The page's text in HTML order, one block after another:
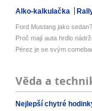
Alko-kalkulačka
Ford Mustang jako
Proč mají auta hrdlo
Pérez je se svým
Věda a
Nejlepší chytré